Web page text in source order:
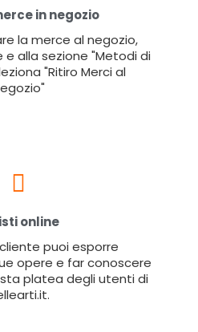
in negozio
la merce al negozio,
alla sezione "Metodi di
"Ritiro Merci al
online
puoi esporre
opere e far conoscere
platea degli utenti di